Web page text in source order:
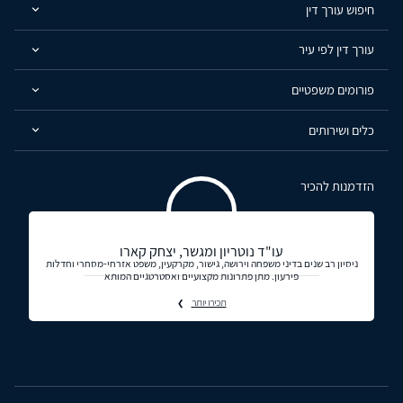
חיפוש עורך דין
עורך דין לפי עיר
פורומים משפטיים
כלים ושירותים
הזדמנות להכיר
עו"ד נוטריון ומגשר, יצחק קארו
ניסיון רב שנים בדיני משפחה וירושה, גישור, מקרקעין, משפט אזרחי-מסחרי וחדלות
פירעון. מתן פתרונות מקצועיים ואסטרטגיים המותא
תכירו יותר